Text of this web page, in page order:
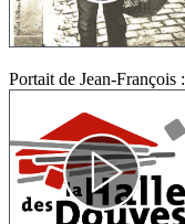
Portait de Jean-François :